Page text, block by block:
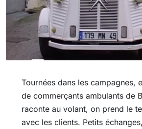
Tournées dans les campagnes,
de commerçants ambulants de
raconte au volant, on prend le
avec les clients. Petits